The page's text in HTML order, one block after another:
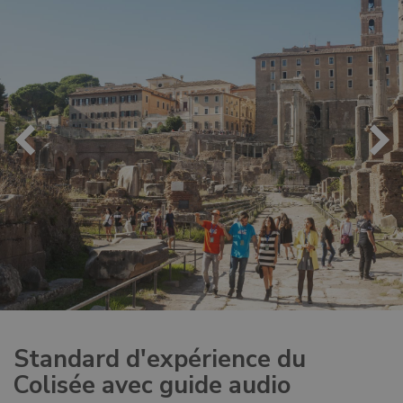
Standard d'expérience du
Colisée avec guide audio